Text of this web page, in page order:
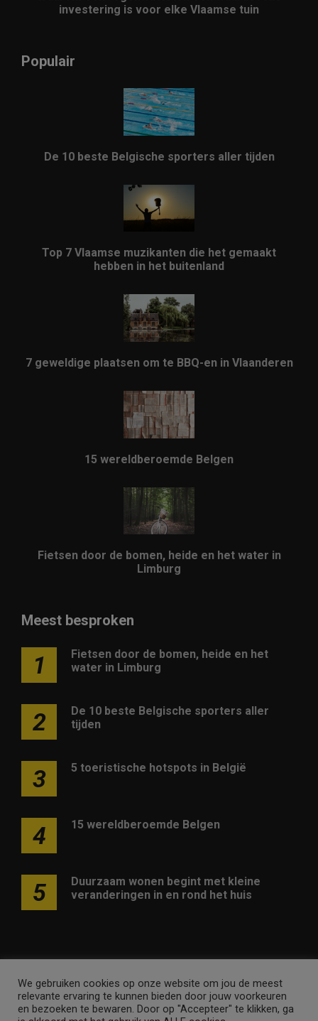
investering is voor elke Vlaamse tuin
Populair
De 10 beste Belgische sporters aller tijden
Top 7 Vlaamse muzikanten die het gemaakt
hebben in het buitenland
7 geweldige plaatsen om te BBQ-en in Vlaanderen
15 wereldberoemde Belgen
Fietsen door de bomen, heide en het water in
Limburg
Meest besproken
1
Fietsen door de bomen, heide en het
water in Limburg
2
De 10 beste Belgische sporters aller
tijden
3 5 toeristische hotspots in België
4 15 wereldberoemde Belgen
5
Duurzaam wonen begint met kleine
veranderingen in en rond het huis
Adverteren op deze website Contact
Disclaimer
Nieuwsbrief
Privacy
We gebruiken cookies op onze website om jou de meest
relevante ervaring te kunnen bieden door jouw voorkeuren
en bezoeken te bewaren. Door op "Accepteer" te klikken, ga